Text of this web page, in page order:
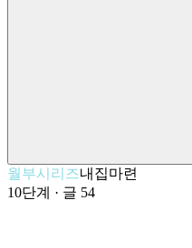
월부시리즈내집마련
10단계 · 글 54